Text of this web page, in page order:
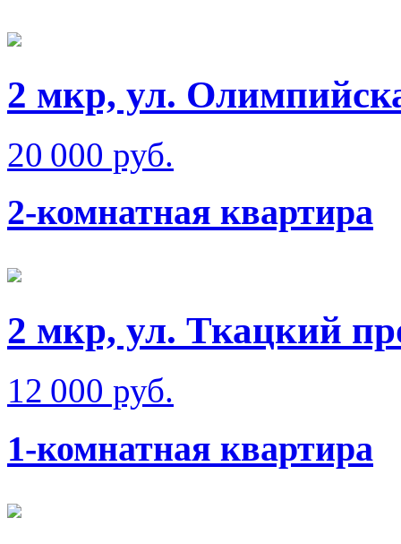
2 мкр, ул.
20 000 руб.
2-комнатная квартира
2 мкр, ул. Ткацкий
12 000 руб.
1-комнатная квартира